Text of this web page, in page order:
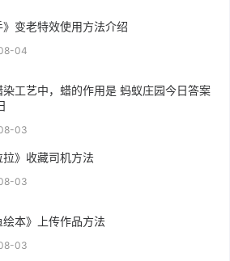
》变老特效使用方法介绍
04
染工艺中，蜡的作用是 蚂蚁庄园今日答案
03
拉》收藏司机方法
03
绘本》上传作品方法
03